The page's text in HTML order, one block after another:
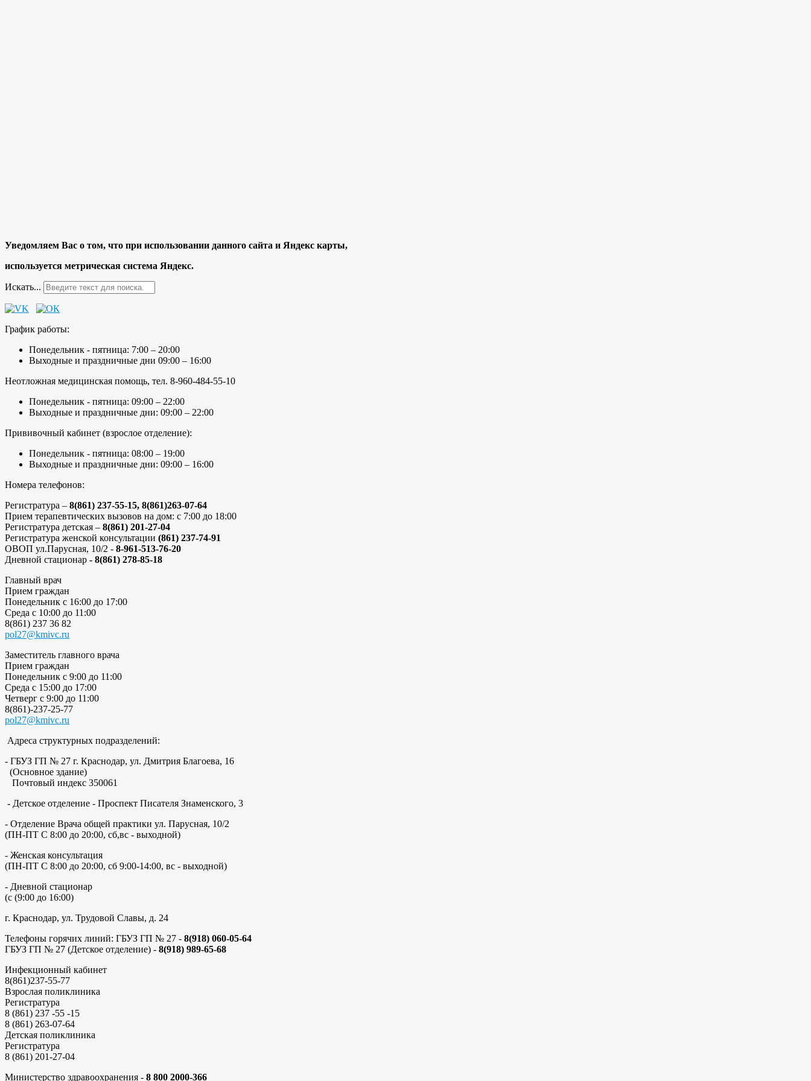
Уведомляем Вас о том, что при использовании данного сайта и Яндекс карты,
используется метрическая система Яндекс.
Искать...
График работы:
Понедельник - пятница: 7:00 – 20:00
Выходные и праздничные дни 09:00 – 16:00
Неотложная медицинская помощь, тел. 8-960-484-55-10
Понедельник - пятница: 09:00 – 22:00
Выходные и праздничные дни: 09:00 – 22:00
Прививочный кабинет (взрослое отделение):
Понедельник - пятница: 08:00 – 19:00
Выходные и праздничные дни: 09:00 – 16:00
Номера телефонов:
Регистратура – 8(861) 237-55-15, 8(861)263-07-64
Прием терапевтических вызовов на дом: с 7:00 до 18:00
Регистратура детская – 8(861) 201-27-04
Регистратура женской консультации (861) 237-74-91
ОВОП ул.Парусная, 10/2 - 8-961-513-76-20
Дневной стационар - 8(861) 278-85-18
Главный врач
Прием граждан
Понедельник с 16:00 до 17:00
Среда с 10:00 до 11:00
8(861) 237 36 82
pol27@kmivc.ru
Заместитель главного врача
Прием граждан
Понедельник с 9:00 до 11:00
Среда с 15:00 до 17:00
Четверг с 9:00 до 11:00
8(861)-237-25-77
pol27@kmivc.ru
Адреса структурных подразделений:
- ГБУЗ ГП № 27 г. Краснодар, ул. Дмитрия Благоева, 16
(Основное здание)
Почтовый индекс 350061
- Детское отделение - Проспект Писателя Знаменского, 3
- Отделение Врача общей практики ул. Парусная, 10/2
(ПН-ПТ С 8:00 до 20:00, сб,вс - выходной)
- Женская консультация
(ПН-ПТ С 8:00 до 20:00, сб 9:00-14:00, вс - выходной)
- Дневной стационар
(с (9:00 до 16:00)
г. Краснодар, ул. Трудовой Славы, д. 24
Телефоны горячих линий: ГБУЗ ГП № 27 - 8(918) 060-05-64
ГБУЗ ГП № 27 (Детское отделение) - 8(918) 989-65-68
Инфекционный кабинет
8(861)237-55-77
Взрослая поликлиника
Регистратура
8 (861) 237 -55 -15
8 (861) 263-07-64
Детская поликлиника
Регистратура
8 (861) 201-27-04
Министерство здравоохранения - 8 800 2000-366